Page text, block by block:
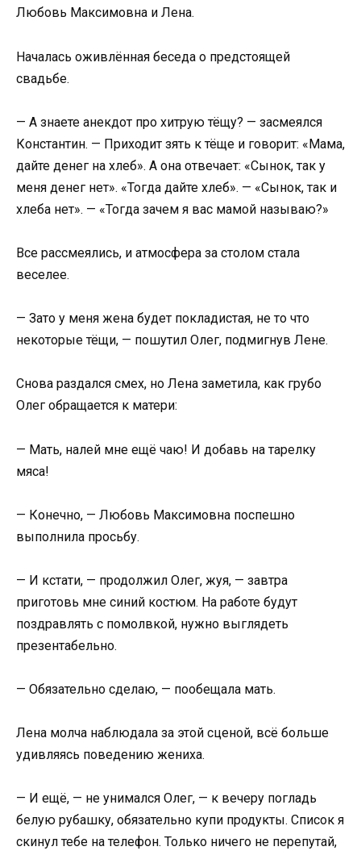
Любовь Максимовна и Лена.
Началась оживлённая беседа о предстоящей
свадьбе.
— А знаете анекдот про хитрую тёщу? — засмеялся
Константин. — Приходит зять к тёще и говорит: «Мама,
дайте денег на хлеб». А она отвечает: «Сынок, так у
меня денег нет». «Тогда дайте хлеб». — «Сынок, так и
хлеба нет». — «Тогда зачем я вас мамой называю?»
Все рассмеялись, и атмосфера за столом стала
веселее.
— Зато у меня жена будет покладистая, не то что
некоторые тёщи, — пошутил Олег, подмигнув Лене.
Снова раздался смех, но Лена заметила, как грубо
Олег обращается к матери:
— Мать, налей мне ещё чаю! И добавь на тарелку
мяса!
— Конечно, — Любовь Максимовна поспешно
выполнила просьбу.
— И кстати, — продолжил Олег, жуя, — завтра
приготовь мне синий костюм. На работе будут
поздравлять с помолвкой, нужно выглядеть
презентабельно.
— Обязательно сделаю, — пообещала мать.
Лена молча наблюдала за этой сценой, всё больше
удивляясь поведению жениха.
— И ещё, — не унимался Олег, — к вечеру погладь
белую рубашку, обязательно купи продукты. Список я
скинул тебе на телефон. Только ничего не перепутай,